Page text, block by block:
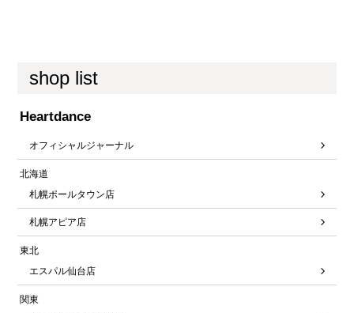
shop list
Heartdance
オフィシャルジャーナル
北海道
札幌ポールタウン店
札幌アピア店
東北
エスパル仙台店
関東